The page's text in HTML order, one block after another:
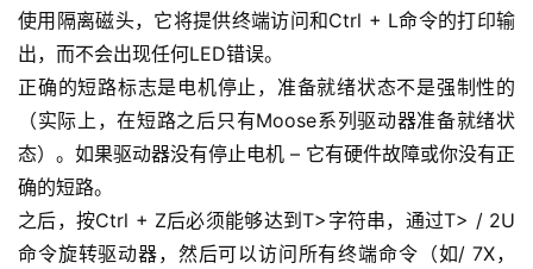
使用隔离磁头，它将提供终端访问和Ctrl + L命令的打印输
出，而不会出现任何LED错误。
正确的短路标志是电机停止，准备就绪状态不是强制性的
（实际上，在短路之后只有Moose系列驱动器准备就绪状
态）。如果驱动器没有停止电机 – 它有硬件故障或你没有正
确的短路。
之后，按Ctrl + Z后必须能够达到T>字符串，通过T> / 2U
命令旋转驱动器，然后可以访问所有终端命令（如/ 7X，